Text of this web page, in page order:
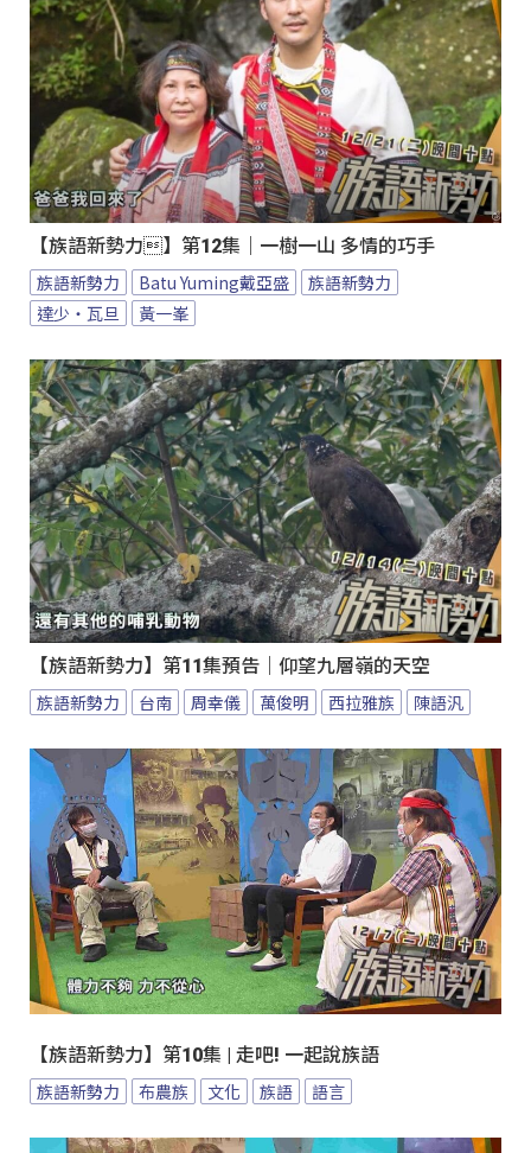
【族語新勢力】第12集｜一樹一山 多情的巧手
族語新勢力 Batu Yuming戴亞盛
族語新勢力
達少‧瓦旦
黃一峯
【族語新勢力】第11集預告｜仰望九層嶺的天空
族語新勢力 台南 周幸儀 萬俊明 西拉雅族 陳語汎
【族語新勢力】第10集 | 走吧! 一起說族語
族語新勢力 布農族 文化 族語 語言